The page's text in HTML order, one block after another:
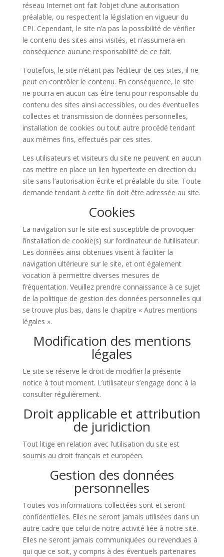
réseau Internet ont fait l’objet d’une autorisation
préalable, ou respectent la législation en vigueur du
CPI. Cependant, le site n’a pas la possibilité de vérifier
le contenu des sites ainsi visités, et n’assumera en
conséquence aucune responsabilité de ce fait.
Toutefois, le site n’étant pas l’éditeur de ces sites, il ne
peut en contrôler le contenu. En conséquence, le site
ne pourra en aucun cas être tenu pour responsable du
contenu des sites ainsi accessibles, ou des éventuelles
collectes et transmission de données personnelles,
installation de cookies ou tout autre procédé tendant
aux mêmes fins, effectués par ces sites.
Les utilisateurs et visiteurs du site ne peuvent en aucun
cas mettre en place un lien hypertexte en direction du
site sans l’autorisation écrite et préalable du site. Toute
demande tendant à cette fin doit être adressée au site.
Cookies
La navigation sur le site est susceptible de provoquer
l’installation de cookie(s) sur l’ordinateur de l’utilisateur.
Les données ainsi obtenues visent à faciliter la
navigation ultérieure sur le site, et ont également
vocation à permettre diverses mesures de
fréquentation. Veuillez prendre connaissance à ce sujet
de la politique de gestion des données personnelles qui
se trouve plus bas, dans le chapitre « Autres mentions
légales ».
Modification des mentions
légales
Le site se réserve le droit de modifier la présente
notice à tout moment. L’utilisateur s’engage donc à la
consulter régulièrement.
Droit applicable et attribution
de juridiction
Tout litige en relation avec l’utilisation du site est
soumis au droit français et européen.
Gestion des données
personnelles
Toutes vos informations collectées sont et seront
confidentielles. Elles ne seront jamais utilisées dans un
autre cadre que celui de notre activité liée à notre site.
Elles ne seront jamais communiquées ou revendues à
qui que ce soit, y compris à des éventuels partenaires